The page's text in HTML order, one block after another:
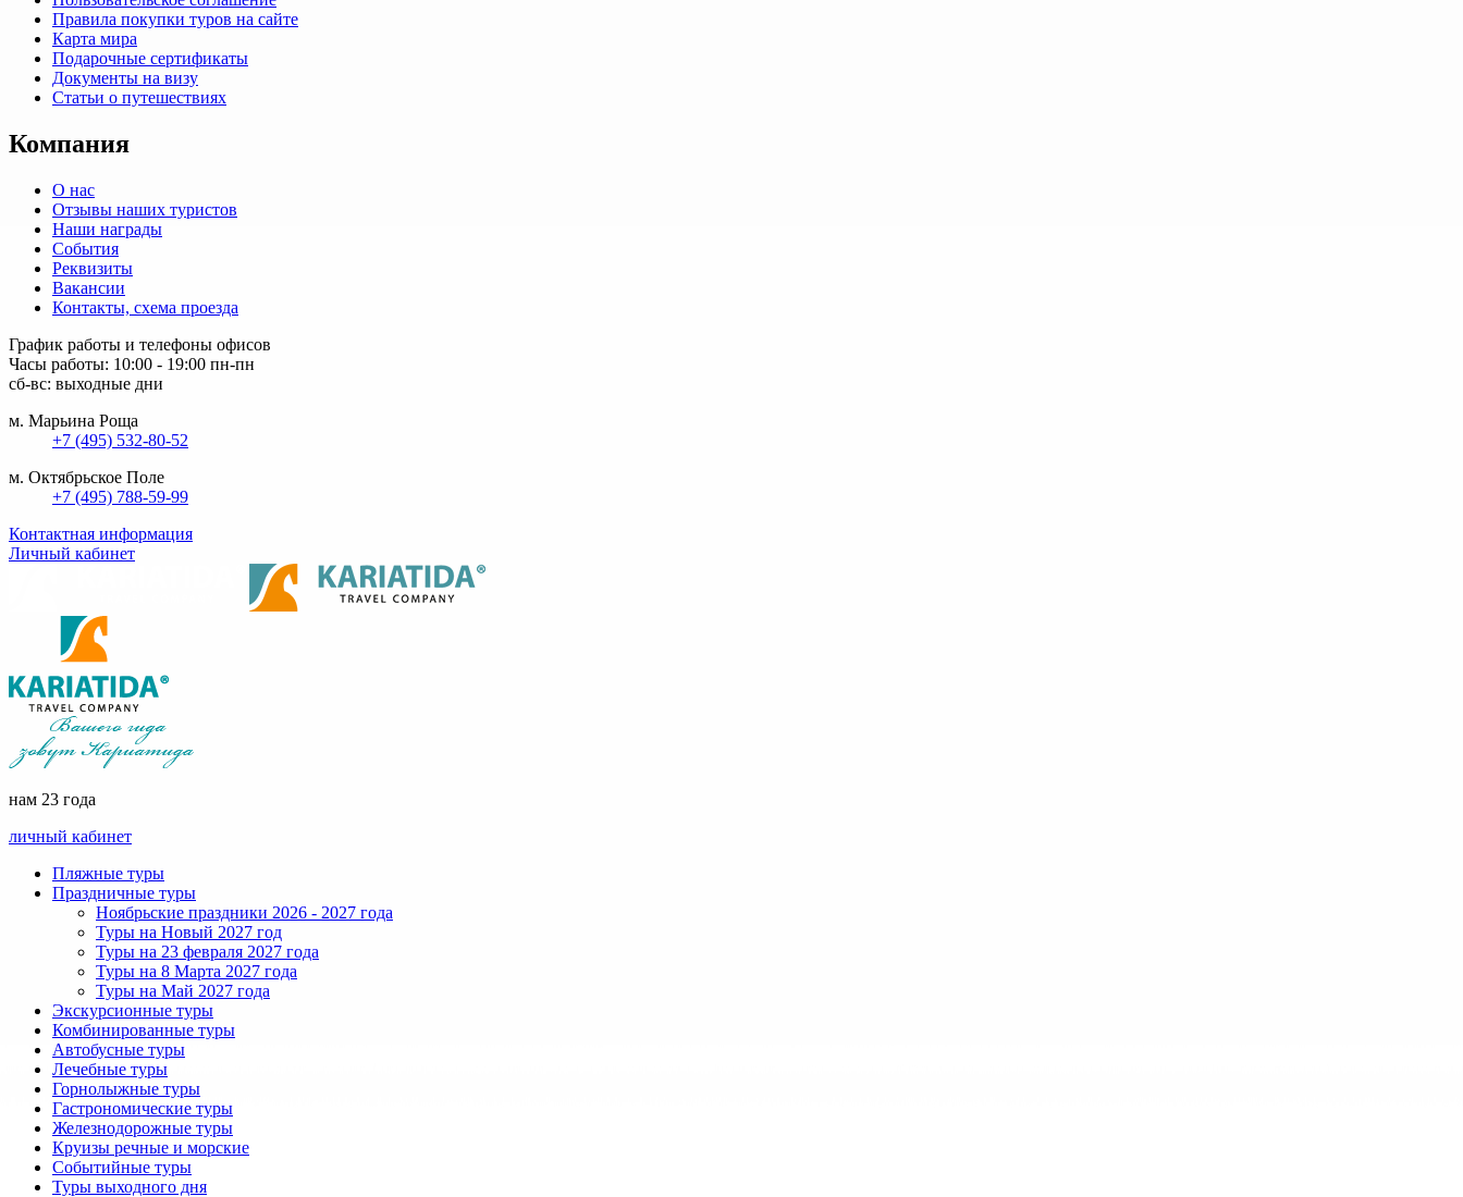
Правила покупки туров на сайте
Карта мира
Подарочные сертификаты
Документы на визу
Статьи о путешествиях
Компания
О нас
Отзывы наших туристов
Наши награды
События
Реквизиты
Вакансии
Контакты, схема проезда
График работы и телефоны офисов
Часы работы: 10:00 - 19:00 пн-пн
сб-вс: выходные дни
м. Марьина Роща
+7 (495) 532-80-52
м. Октябрьское Поле
+7 (495) 788-59-99
Контактная информация
Личный кабинет
нам 23 года
личный кабинет
Пляжные туры
Праздничные туры
Ноябрьские праздники 2026 - 2027 года
Туры на Новый 2027 год
Туры на 23 февраля 2027 года
Туры на 8 Марта 2027 года
Туры на Май 2027 года
Экскурсионные туры
Комбинированные туры
Автобусные туры
Лечебные туры
Горнолыжные туры
Гастрономические туры
Железнодорожные туры
Круизы речные и морские
Событийные туры
Туры выходного дня